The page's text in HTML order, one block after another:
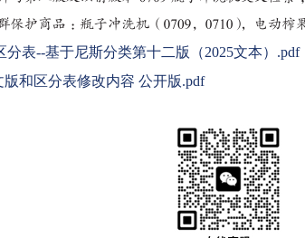
分表--基于尼斯分类第十二版（2025文本）.pdf
版和区分表修改内容 公开版.pdf